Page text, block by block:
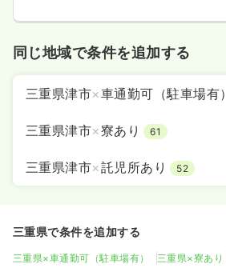
同じ地域で条件を追加する
三重県津市×車通勤可（駐車場有）
三重県津市×寮あり 61
三重県津市×託児所あり 52
三重県で条件を追加する
三重県×車通勤可（駐車場有） 三重県×寮あり